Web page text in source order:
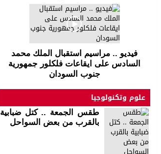
فيديو .. مراسيم استقبال الملك محمد
السادس على ايقاعات فلكلور جمهورية
جنوب السودان
علوم وتكنولوجيا
طقس الجمعة .. كتل ضبابية
بالقرب من بعض السواحل